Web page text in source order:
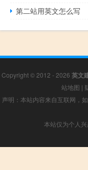
第二站用英文怎么写
Copyright © 2012 - 2026 英文
站地图 |
声明：本站内容来自互联网，
本站仅为个人